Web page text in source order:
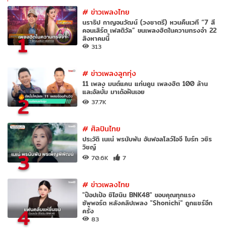
1
#ข่าวเพลงไทย
นราธิป กาญจนวัฒน์ (วงชาตรี) หวนคืนเวที “7 สี
คอนเสิร์ต เฟสติวัล” ขนเพลงฮิตในความทรงจำ 22
สิงหาคมนี้
313
2
#ข่าวเพลงลูกทุ่ง
11 เพลง มนต์แคน แก่นคูน เพลงฮิต 100 ล้าน
และอัลบั้ม มาเด้อฝันเอย
37.7K
3
#ศิลปินไทย
ประวัติ เนเน่ พรนับพัน อันฟอลโลว์ไอจี ไบร์ท วชิร
วิชญ์
70.6K 7
4
#ข่าวเพลงไทย
"ป๊อปเป้อ ชิไฮนิน BNK48" ขอบคุณทุกแรง
ซัพพอร์ต หลังคลิปเพลง "Shonichi" ถูกแชร์อีก
ครั้ง
83